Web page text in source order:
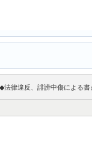
◆法律違反、誹謗中傷による